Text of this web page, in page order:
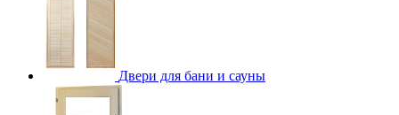
Двери для бани и сауны